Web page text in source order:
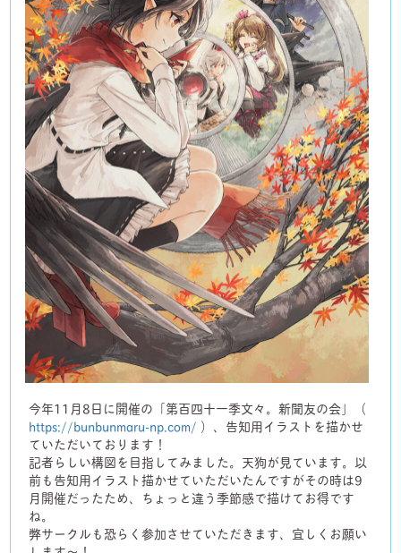
今年11月8日に開催の「第百四十一季文々。新聞友の会」（
https://bunbunmaru-np.com/ ）、告知用イラストを描かせ
ていただいております！
記者らしい構図を目指してみました。天狗が見ています。以
前も告知用イラスト描かせていただいたんですがその時は9
月開催だったため、ちょっと違う季節感で描けてお得です
ね。
弊サークルも恐らく参加させていただきます、宜しくお願い